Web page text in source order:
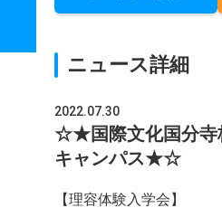
ニュース詳細
2022.07.30
☆★国際文化国分寺
キャンパス★☆
【理容体験入学会】